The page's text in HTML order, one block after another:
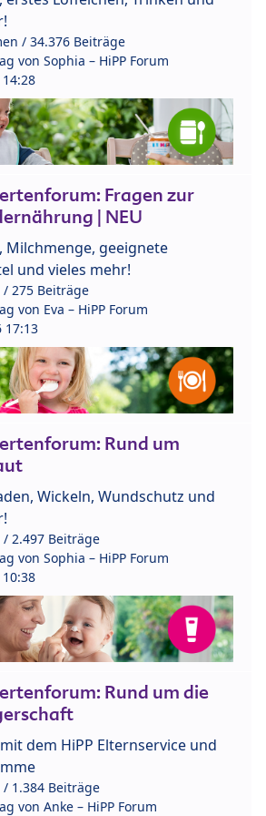
/ 34.376 Beiträge
von Sophia – HiPP Forum
Fragen zur
| NEU
Milchmenge, geeignete
und vieles mehr!
/ 275 Beiträge
von Eva – HiPP Forum
17:13
Rund um
Wickeln, Wundschutz und
2.497 Beiträge
von Sophia – HiPP Forum
Rund um die
dem HiPP Elternservice und
1.384 Beiträge
von Anke – HiPP Forum